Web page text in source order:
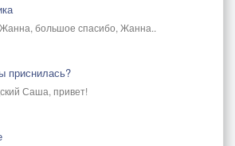
большое спасибо, Жанна..
приснилась?
Саша, привет!